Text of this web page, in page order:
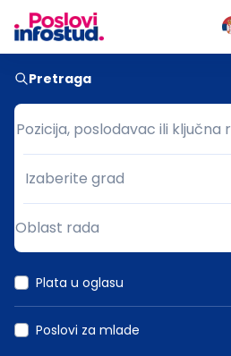
Pretraga
Pozicija, poslodavac ili ključna
Pozicija, poslodavac ili ključna
Grad
Izaberite grad
Oblast rada
Plata u oglasu
Poslovi za mlade